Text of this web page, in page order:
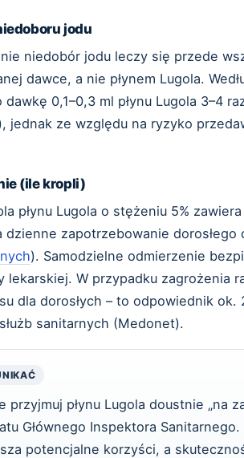
jodu
niedobór jodu leczy się przede
dawce, a nie płynem Lugola.
dawkę 0,1–0,3 ml płynu Lugola 3–4
jednak ze względu na ryzyko
(ile kropli)
płynu Lugola o stężeniu 5%
dzienne zapotrzebowanie dorosłego
). Samodzielne odmierzenie
lekarskiej. W przypadku zagrożenia
dla dorosłych – to odpowiednik
sanitarnych (Medonet).
przyjmuj płynu Lugola doustnie „na
Głównego Inspektora
potencjalne korzyści, a